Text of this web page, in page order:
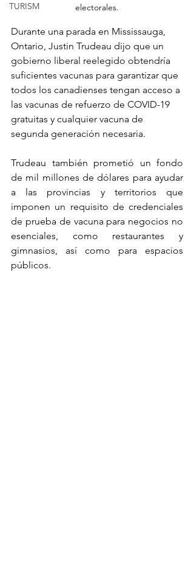
TURISM
electorales.
Durante una parada en Mississauga,
Ontario, Justin Trudeau dijo que un
gobierno liberal reelegido obtendría
suficientes vacunas para garantizar que
todos los canadienses tengan acceso a
las vacunas de refuerzo de COVID-19
gratuitas y cualquier vacuna de
segunda generación necesaria.
Trudeau también prometió un fondo
de mil millones de dólares para ayudar
a las provincias y territorios que
imponen un requisito de credenciales
de prueba de vacuna para negocios no
esenciales, como restaurantes y
gimnasios, así como para espacios
públicos.